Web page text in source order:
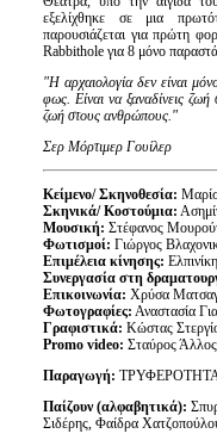
εξελίχθηκε σε μια
παρουσιάζεται για πρώτη
Rabbithole για 8 μόνο
"Η αρχαιολογία δεν είναι
φως. Είναι να ξαναδίνεις
ζωή στους ανθρώπους."
Σερ Μόρτιμερ Γουίλερ
Κείμενο/ Σκηνοθεσία:
Σκηνικά/ Κοστούμια:
Μουσική: Στέφανος
Φωτισμοί: Γιώργος
Επιμέλεια κίνησης:
Συνεργασία στη
Επικοινωνία: Χρύσα
Φωτογραφίες: Αναστασία
Γραφιστικά: Κώστας
Promo video: Σταύρος Άλλος
Παραγωγή: ΤΡΥΦΕΡΟΤΗΤΑ
Παίζουν (αλφαβητικά):
Σιδέρης, Φαίδρα